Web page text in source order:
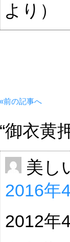
より）
«前の記事へ
“御衣黄
美し
2016年
2012年